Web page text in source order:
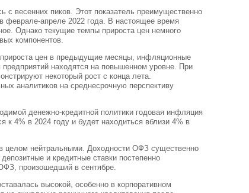
с весенних пиков. Этот показатель преимущественно
феврале-апреле 2022 года. В настоящее время
Однако текущие темпы прироста цен немного
компонентов.
цен в предыдущие месяцы, инфляционные
находятся на повышенном уровне. При
некоторый рост с конца лета.
аналитиков на среднесрочную перспективу
денежно-кредитной политики годовая инфляция
к 4% в 2024 году и будет находиться вблизи 4% в
целом нейтральными. Доходности ОФЗ существенно
и кредитные ставки постепенно
произошедший в сентябре.
высокой, особенно в корпоративном